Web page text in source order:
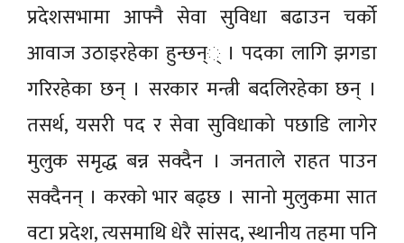
प्रदेशसभामा आफ्नै सेवा सुविधा बढाउन चर्को
आवाज उठाइरहेका हुन्छन्् । पदका लागि झगडा
गरिरहेका छन् । सरकार मन्त्री बदलिरहेका छन् ।
तसर्थ, यसरी पद र सेवा सुविधाको पछाडि लागेर
मुलुक समृद्ध बन्न सक्दैन । जनताले राहत पाउन
सक्दैनन् । करको भार बढ्छ । सानो मुलुकमा सात
वटा प्रदेश, त्यसमाथि धेरै सांसद, स्थानीय तहमा पनि